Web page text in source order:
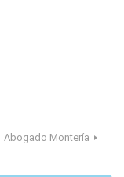
Abogado Montería